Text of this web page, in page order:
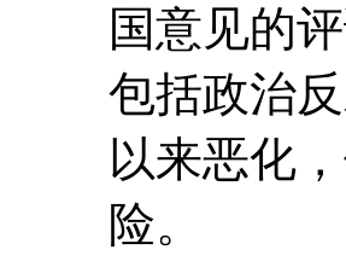
国意见的
包括政治
以来恶化
险。